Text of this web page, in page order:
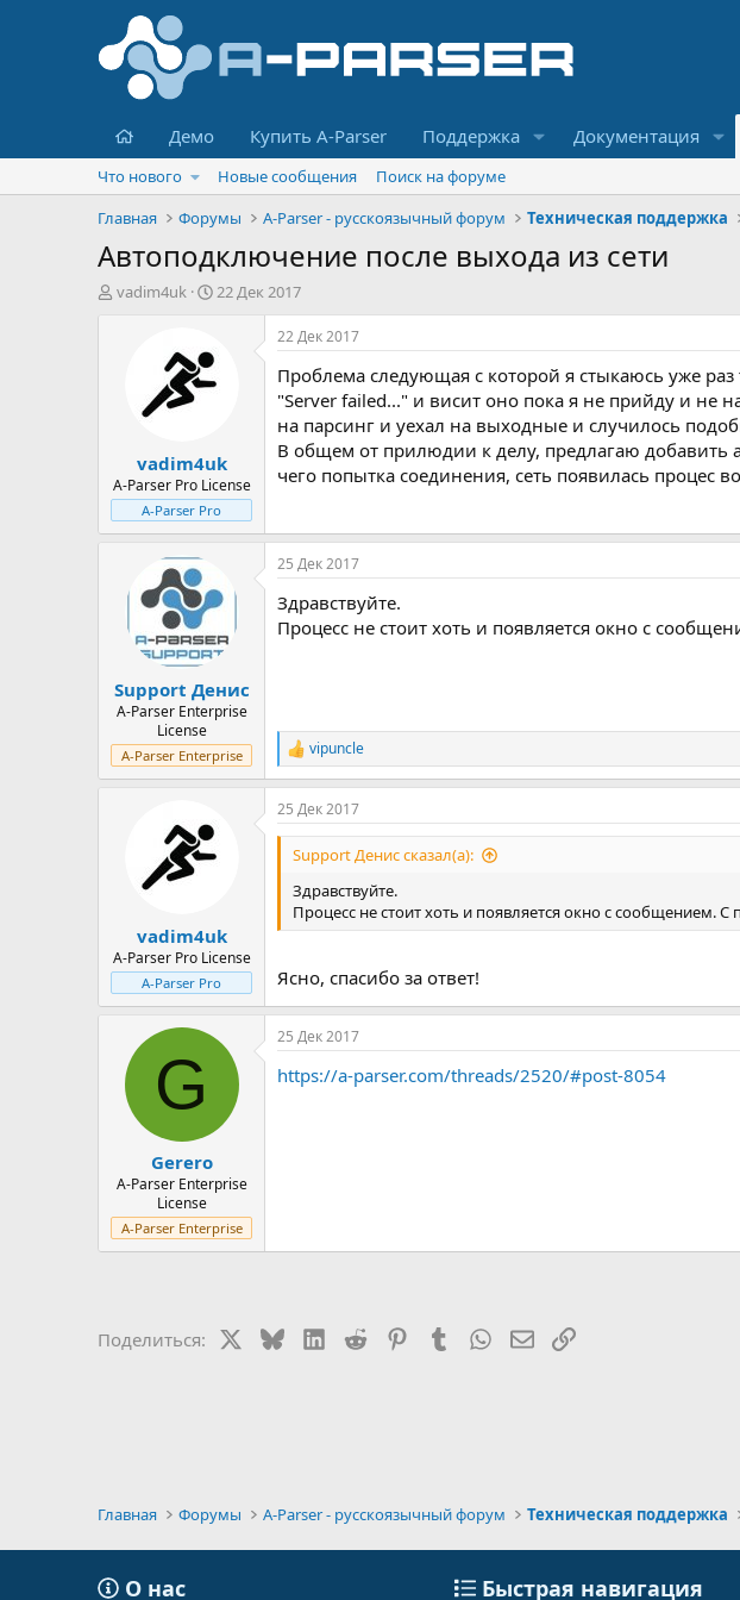
Главная
Демо Купить A-Parser Поддержка Документация
Что нового Новые сообщения
Поиск на форуме
Главная
Форумы A-Parser - русскоязычный форум Техническая поддержка
Автоподключение после выхода из сети
А
vadim4uk
Д
л
а
22 Дек 2017
vadim4uk
A-Parser Pro License
A-Parser Pro
22 Дек 2017
Проблема следующая с которой я стыкаюсь уже
"Server failed..." и висит оно пока я не прийду и не
на парсинг и уехал на выходные и случилось
В общем от прилюдии к делу, предлагаю добавить
чего попытка соединения, сеть появилась процес
Support Денис
A-Parser Enterprise
License
A-Parser Enterprise
25 Дек 2017
Здравствуйте.
Процесс не стоит хоть и появляется окно с
Р
е
а
к
ц
и
vipuncle
vadim4uk
A-Parser Pro License
A-Parser Pro
25 Дек 2017
Support Денис сказал(а):
Здравствуйте.
Процесс не стоит хоть и появляется окно с сообщением. С
Ясно, спасибо за ответ!
G
Gerero
A-Parser Enterprise
License
A-Parser Enterprise
25 Дек 2017
https://a-parser.com/threads/2520/#post-8054
Поделиться: BlueskyLinkedIn
Reddit PinterestTumblrWhatsAppЭлектронная почта
Ссылка
Главная Форумы A-Parser - русскоязычный форум Техническая поддержка
О нас Быстрая навигация